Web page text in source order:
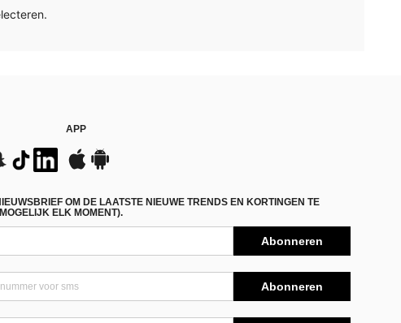
APP
OM DE LAATSTE NIEUWE TRENDS EN KORTINGEN TE
ELK MOMENT).
Abonneren
Abonneren